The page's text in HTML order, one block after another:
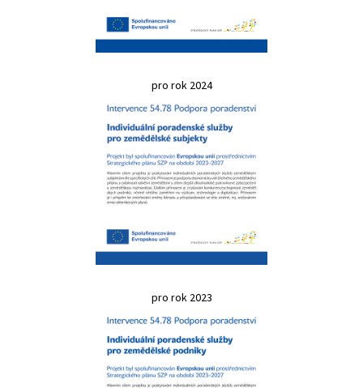
pro rok 2024
pro rok 2023